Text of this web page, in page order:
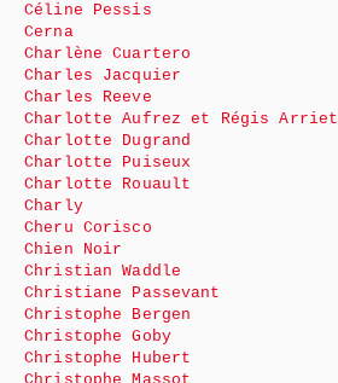
Céline Pessis
Cerna
Charlène Cuartero
Charles Jacquier
Charles Reeve
Charlotte Aufrez et Régis Arriet
Charlotte Dugrand
Charlotte Puiseux
Charlotte Rouault
Charly
Cheru Corisco
Chien Noir
Christian Waddle
Christiane Passevant
Christophe Bergen
Christophe Goby
Christophe Hubert